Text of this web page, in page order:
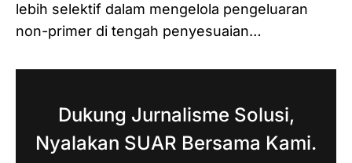
lebih selektif dalam mengelola pengeluaran
non-primer di tengah penyesuaian…
Dukung Jurnalisme Solusi,
Nyalakan SUAR Bersama Kami.